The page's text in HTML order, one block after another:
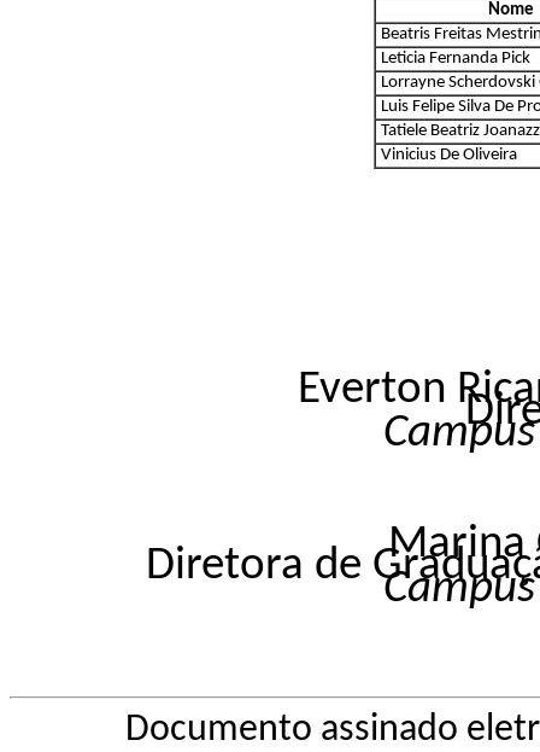
Nome
Beatris Freitas
Leticia Fernanda Pick
Lorrayne Scherdovski
Luis Felipe Silva De
Tatiele Beatriz
Vinicius De Oliveira
Everton
Marina
Diretora de Campus
Documento assinado